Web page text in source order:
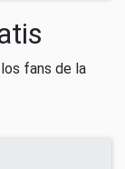
fans de la